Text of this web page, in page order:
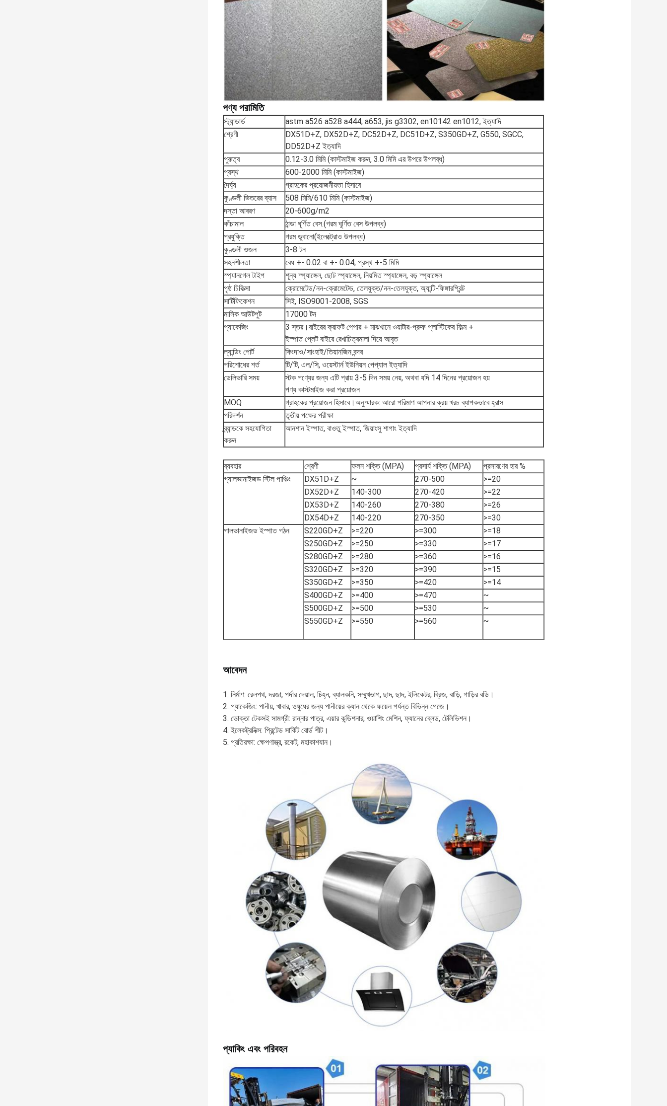
পণ্য পরামিতি
স্ট্যান্ডার্ড
astm a526 a528 a444, a653, jis g3302, en10142 en1012, ইত্যাদি
শ্রেণী
DX51D+Z, DX52D+Z, DC52D+Z, DC51D+Z, S350GD+Z, G550, SGCC,
DD52D+Z ইত্যাদি
পুরুত্ব
0.12-3.0 মিমি (কাস্টমাইজ করুন, 3.0 মিমি এর উপরে উপলব্ধ)
প্রস্থ
600-2000 মিমি (কাস্টমাইজ)
দৈর্ঘ্য
গ্রাহকের প্রয়োজনীয়তা হিসাবে
কুণ্ডলী ভিতরের ব্যাস
508 মিমি/610 মিমি (কাস্টমাইজ)
দস্তা আবরণ
20-600g/m2
কাঁচামাল
ঠান্ডা ঘূর্ণিত বেস.(গরম ঘূর্ণিত বেস উপলব্ধ)
প্রযুক্তি
গরম ডুবানো(ইলেক্ট্রোও উপলব্ধ)
কুণ্ডলী ওজন
3-8 টন
সহনশীলতা
বেধ +- 0.02 বা +- 0.04, প্রস্থ +-5 মিমি
স্প্যানগেল টাইপ
শূন্য স্প্যাঙ্গেল, ছোট স্প্যাঙ্গেল, নিয়মিত স্প্যাঙ্গেল, বড় স্প্যাঙ্গেল
পৃষ্ঠ চিকিত্সা
ক্রোমেটেড/নন-ক্রোমেটেড, তেলযুক্ত/নন-তেলযুক্ত, অ্যান্টি-ফিঙ্গারপ্রিন্ট
সার্টিফিকেশন
সিই, ISO9001-2008, SGS
মাসিক আউটপুট
17000 টন
প্যাকেজিং
3 স্তর।বাইরের ক্রাফট পেপার + মাঝখানে ওয়াটার-প্রুফ প্লাস্টিকের ফিল্ম +
ইস্পাত প্লেট বাইরে রেখাচিত্রমালা দিয়ে আবৃত
ল্যান্ডিং পোর্ট
কিংদাও/সাংহাই/তিয়ানজিন বন্দর
পরিশোধের শর্ত
টি/টি, এল/সি, ওয়েস্টার্ন ইউনিয়ন পেপ্যাল ​​ইত্যাদি
ডেলিভারি সময়
স্টক পণ্যের জন্য এটি প্রায় 3-5 দিন সময় নেয়, অথবা যদি 14 দিনের প্রয়োজন হয়
পণ্য কাস্টমাইজ করা প্রয়োজন
MOQ
গ্রাহকের প্রয়োজন হিসাবে।অনুস্মারক: আরো পরিমাণ আপনার ক্রয় খরচ ব্যাপকভাবে হ্রাস
পরিদর্শন
তৃতীয় পক্ষের পরীক্ষা
ব্র্যান্ডকে সহযোগিতা
করুন
আনশান ইস্পাত, বাওতু ইস্পাত, জিয়াংসু শাগাং ইত্যাদি
ব্যবহার শ্রেণী ফলন শক্তি (MPA) প্রসার্য শক্তি (MPA)
প্রসারণের হার %
গ্যালভানাইজড স্টিল পাঞ্চিং
DX51D+Z ~ 270-500
>=20
DX52D+Z
140-300 270-420
>=22
DX53D+Z
140-260 270-380
>=26
DX54D+Z
140-220 270-350
>=30
গালভানাইজড ইস্পাত গঠন
S220GD+Z >=220 >=300
>=18
S250GD+Z
>=250 >=330
>=17
S280GD+Z
>=280 >=360
>=16
S320GD+Z
>=320 >=390
>=15
S350GD+Z
>=350 >=420
>=14
S400GD+Z
>=400 >=470
~
S500GD+Z
>=500 >=530
~
S550GD+Z
>=550 >=560 ~
আবেদন
1. নির্মাণ: রেলপথ, দরজা, পর্দার দেয়াল, চিহ্ন, ব্যালকনি, সম্মুখভাগ, ছাদ, ছাদ, ইলিকেটর, ব্রিজ, বাড়ি, গাড়ির বডি।
2. প্যাকেজিং: পানীয়, খাবার, ওষুধের জন্য পানীয়ের ক্যান থেকে ফয়েল পর্যন্ত বিভিন্ন গেজে।
3. ভোক্তা টেকসই সামগ্রী: রান্নার পাত্র, এয়ার কন্ডিশনার, ওয়াশিং মেশিন, ফ্যানের ব্লেড, টেলিভিশন।
4. ইলেকট্রনিক্স: প্রিন্টেড সার্কিট বোর্ড শীট।
5. প্রতিরক্ষা: ক্ষেপণাস্ত্র, রকেট, মহাকাশযান।
প্যাকিং এবং পরিবহন